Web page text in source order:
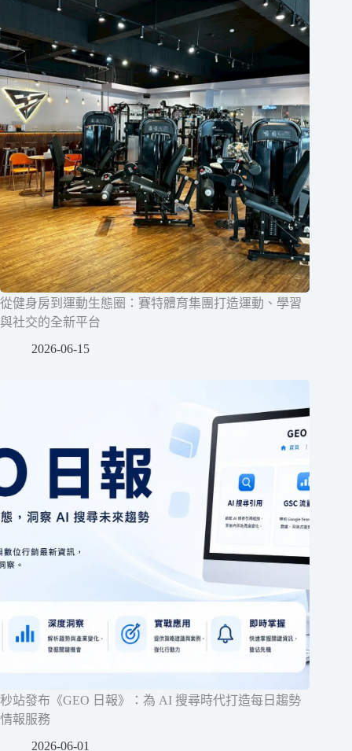
從健身房到運動生態圈：賽特體育集團打造運動、學習
與社交的全新平台
2026-06-15
秒站發布《GEO 日報》：為 AI 搜尋時代打造每日趨勢
情報服務
2026-06-01